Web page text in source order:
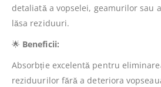
detaliată a vopselei, geamurilor sau
lăsa reziduuri.
🌟 Beneficii:
Absorbție excelentă pentru
reziduurilor fără a deteriora